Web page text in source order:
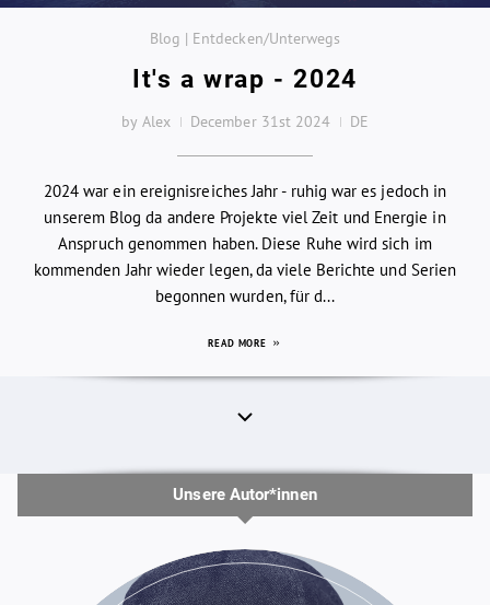
Blog | Entdecken/Unterwegs
It's a wrap - 2024
by Alex December 31st 2024 DE
2024 war ein ereignisreiches Jahr - ruhig war es jedoch in
unserem Blog da andere Projekte viel Zeit und Energie in
Anspruch genommen haben. Diese Ruhe wird sich im
kommenden Jahr wieder legen, da viele Berichte und Serien
begonnen wurden, für d...
READ MORE
Unsere Autor*innen